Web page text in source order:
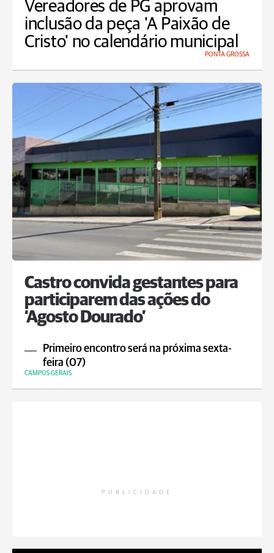
Vereadores de PG aprovam
inclusão da peça 'A Paixão de
Cristo' no calendário municipal
PONTA GROSSA
Castro convida gestantes para
participarem das ações do
‘Agosto Dourado’
Primeiro encontro será na próxima sexta-
feira (07)
CAMPOS GERAIS
PUBLICIDADE